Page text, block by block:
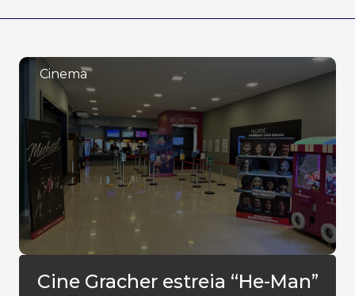
Cinema
Cine Gracher estreia “He-Man”